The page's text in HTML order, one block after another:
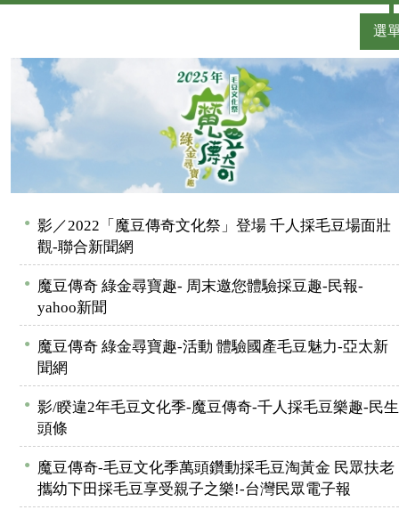
選
●
影／2022「魔豆傳奇文化祭」登場 千人採毛豆場面壯
觀-聯合新聞網
●
魔豆傳奇 綠金尋寶趣- 周末邀您體驗採豆趣-民報-
yahoo新聞
●
魔豆傳奇 綠金尋寶趣-活動 體驗國產毛豆魅力-亞太新
聞網
●
影/睽違2年毛豆文化季-魔豆傳奇-千人採毛豆樂趣-民生
頭條
●
魔豆傳奇-毛豆文化季萬頭鑽動採毛豆淘黃金 民眾扶老
攜幼下田採毛豆享受親子之樂!-台灣民眾電子報